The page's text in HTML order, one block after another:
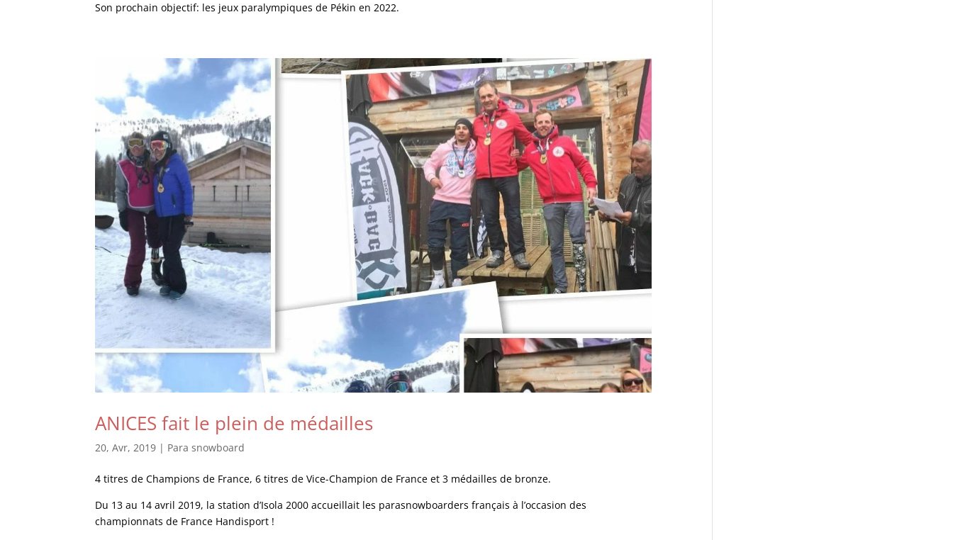
Son prochain objectif: les jeux paralympiques de Pékin en 2022.
ANICES fait le plein de médailles
20, Avr, 2019 | Para snowboard
4 titres de Champions de France, 6 titres de Vice-Champion de France et 3 médailles de bronze.
Du 13 au 14 avril 2019, la station d’Isola 2000 accueillait les parasnowboarders français à l’occasion des
championnats de France Handisport !